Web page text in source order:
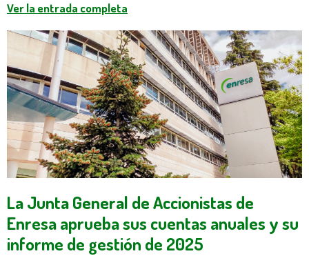
Ver la entrada completa
La Junta General de Accionistas de
Enresa aprueba sus cuentas anuales y su
informe de gestión de 2025